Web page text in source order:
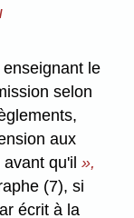
enseignant le
selon
aux
avant qu'il»,
(7), si
écrit à la